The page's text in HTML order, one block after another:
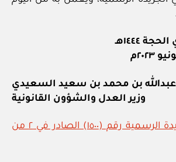
بن محمد بن سعيد السعيدي
وزير العدل والشؤون القانونية
عدد الجريدة الرسمية رقم (١٥٠٠) الصادر في ٢ من